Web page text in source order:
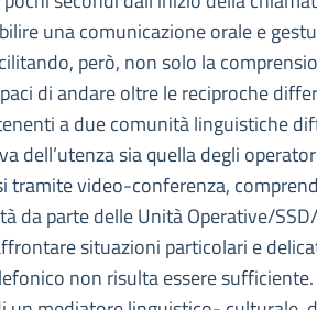
una comunicazione orale e
però, non solo la
di andare oltre le reciproche
a due comunità linguistiche
dell’utenza sia quella degli
video-conferenza,
da parte delle Unità Operative/
situazioni particolari e
non risulta essere